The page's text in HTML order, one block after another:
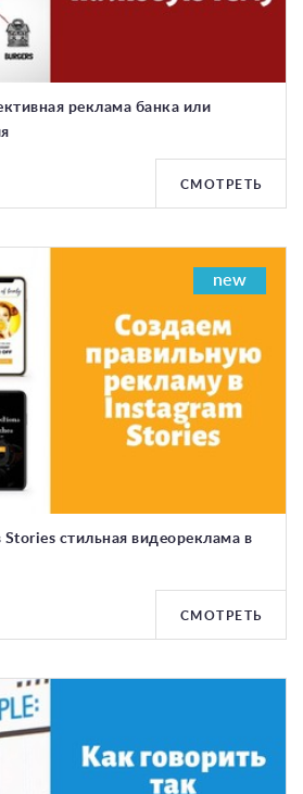
реклама банка или
СМОТРЕТЬ
new
стильная видеореклама в
СМОТРЕТЬ